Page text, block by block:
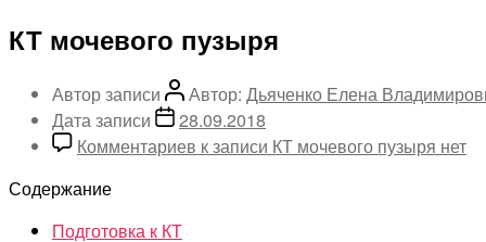
КТ мочевого пузыря
Автор записи Автор: Дьяченко Елена
Дата записи
28.09.2018
Комментариев к записи КТ мочевого пузыря нет
Содержание
Подготовка к КТ